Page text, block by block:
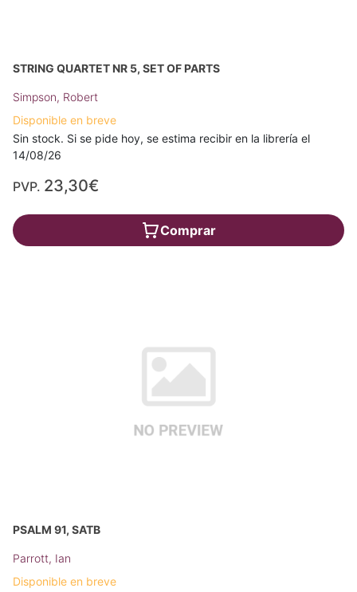
STRING QUARTET NR 5, SET OF PARTS
Simpson, Robert
Disponible en breve
Sin stock. Si se pide hoy, se estima recibir en la librería el
14/08/26
PVP. 23,30€
Comprar
PSALM 91, SATB
Parrott, Ian
Disponible en breve